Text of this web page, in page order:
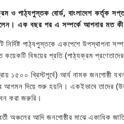
ও পাঠ্যপুস্তক বোর্ড, বাংলাদেশ কর্তৃক
এক বছর পর এ সম্পর্কে আপনার মত
নির্দিষ্ট পাঠ্যপুস্তকে একপেশে উপস্থাপনা
কয়েকটি বিষয়ের প্রতি (পাঠ্যক্রম
১৫০০ খ্রিস্টপূর্বে) আর্য নামক জনগোষ্ঠী
আগমন দিয়ে শুরু হয়নি। একইভাবে তাদের
করা জরুরি।
অঞ্চলের আদি জনগোষ্ঠীর মাঝে